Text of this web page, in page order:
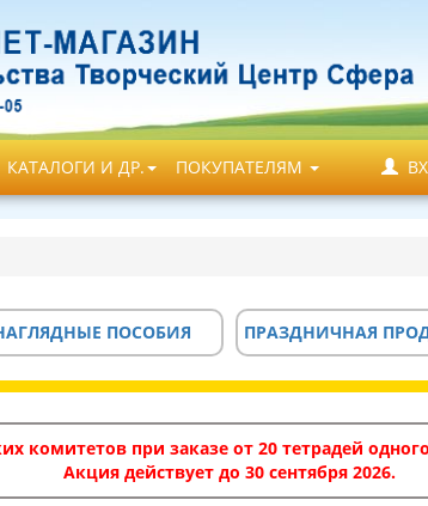
КАТАЛОГИ И ДР. ПОКУПАТЕЛЯМ
ПОСОБИЯ ПРАЗДНИЧНАЯ
комитетов при заказе от 20 тетрадей
Акция действует до 30 сентября 2026.